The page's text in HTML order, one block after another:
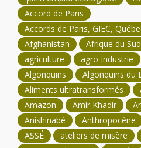
Accord de Paris
Accords de Paris, GIEC,
Afghanistan
Afrique du Sud
agriculture
agro-industrie
Algonquins
Algonquins du
Aliments ultratransformés
Amazon
Amir Khadir
Anishinabé
Anthropocène
ASSÉ
ateliers de misère